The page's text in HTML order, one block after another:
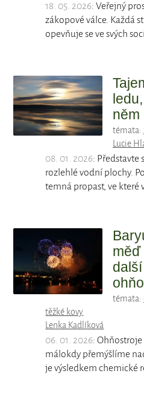
18. 05. 2026: Veřejný
zákopové válce. Každá
opevňuje se ve svých
něm
témata:
Lucie
08. 01. 2026: Představte
rozlehlé vodní plochy.
temná propast, ve které
měď
témata:
těžké kovy
Lenka Kadlíková
06. 01. 2026:
málokdy přemýšlíme
je výsledkem chemické